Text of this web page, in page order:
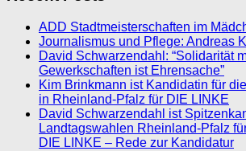
ADD Stadtmeisterschaften im
Journalismus und Pflege: Andreas
David Schwarzendahl: “Solidarität
Gewerkschaften ist Ehrensache”
Kim Brinkmann ist Kandidatin für
in Rheinland-Pfalz für DIE LINKE
David Schwarzendahl ist
Landtagswahlen Rheinland-Pfalz
DIE LINKE – Rede zur Kandidatur